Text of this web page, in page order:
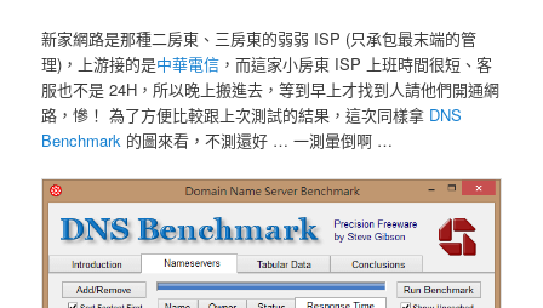
新家網路是那種二房東、三房東的弱弱 ISP (只承包最末端的管
理)，上游接的是中華電信 ，而這家小房東 ISP 上班時間很短、客
服也不是 24H，所以晚上搬進去，等到早上才找到人請他們開通網
路，慘！ 為了方便比較跟上次測試的結果，這次同樣拿 DNS
Benchmark 的圖來看，不測還好 … 一測暈倒啊 …